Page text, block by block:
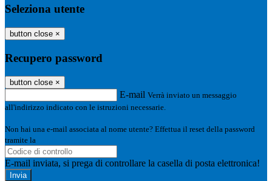
Seleziona utente
button close ×
Recupero password
button close ×
E-mail Verrà inviato un messaggio
all'indirizzo indicato con le istruzioni necessarie.
Non hai una e-mail associata al nome utente? Effettua il reset della password
tramite la
E-mail inviata, si prega di controllare la casella di posta elettronica!